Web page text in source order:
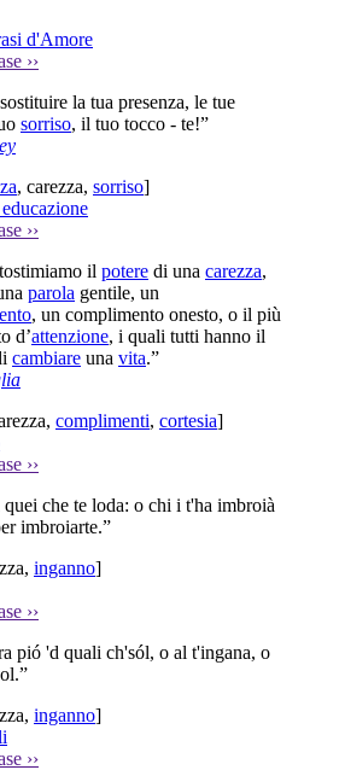
d'Amore
››
la tua presenza, le tue
sorriso, il tuo tocco - te!”
, carezza, sorriso]
››
il potere di una carezza,
parola gentile, un
, un complimento onesto, o il più
d’attenzione, i quali tutti hanno il
cambiare una vita.”
, complimenti, cortesia]
››
quei che te loda: o chi i t'ha imbroià
imbroiarte.”
, inganno]
››
pió 'd quali ch'sól, o al t'ingana, o
, inganno]
››